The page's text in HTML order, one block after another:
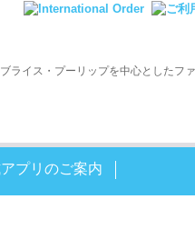
ライス・プーリップを中心としたフ
プリのご案内